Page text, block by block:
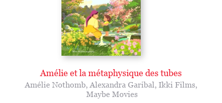
Amélie et la métaphysique des tubes
Amélie Nothomb, Alexandra Garibal , Ikki Films,
Maybe Movies